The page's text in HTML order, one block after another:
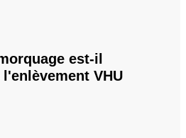
est-il
VHU